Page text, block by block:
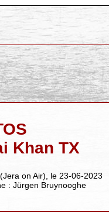
Khan TX
on Air), le 23-06-2023
: Jürgen Bruynooghe